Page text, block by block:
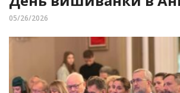
05/26/2026